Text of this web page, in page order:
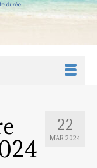
22
MAR 2024